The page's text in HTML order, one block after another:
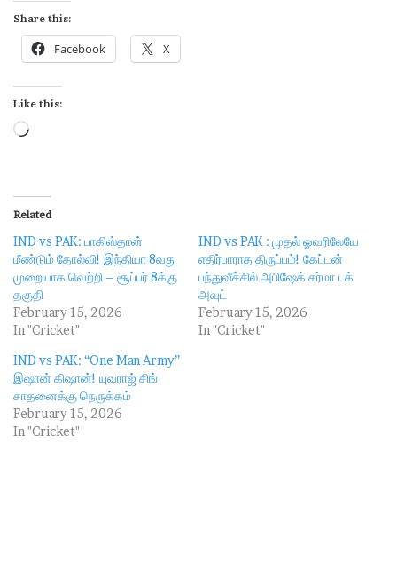
Share this:
Facebook X
Like this:
d
i
n
…
Related
IND vs PAK: பாகிஸ்தான்
மீண்டும் தோல்வி! இந்தியா 8வது
முறையாக வெற்றி – சூப்பர் 8க்கு
தகுதி
February 15, 2026
In "Cricket"
IND vs PAK : முதல் ஓவரிலேயே
எதிர்பாராத திருப்பம்! கேப்டன்
பந்துவீச்சில் அபிஷேக் சர்மா டக்
அவுட்
February 15, 2026
In "Cricket"
IND vs PAK: “One Man Army”
இஷான் கிஷான்! யுவராஜ் சிங்
சாதனைக்கு நெருக்கம்
February 15, 2026
In "Cricket"